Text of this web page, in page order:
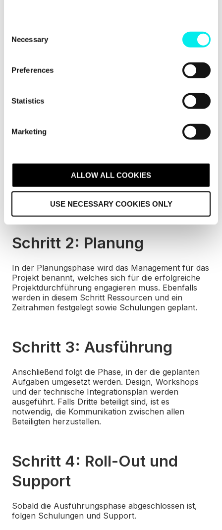
Necessary
Preferences
Statistics
Marketing
ALLOW ALL COOKIES
USE NECESSARY COOKIES ONLY
Schritt 1: Einleitung
In einem ersten Schritt sollte das gewünschte
Ergebnis des Projekts definiert werden. Die
Projektbegründung abgelehnt oder angenommen
Schritt 2: Planung
In der Planungsphase wird das Management für das
Projekt benannt, welches sich für die erfolgreiche
Projektdurchführung engagieren muss. Ebenfalls
werden in diesem Schritt Ressourcen und ein
Zeitrahmen festgelegt sowie Schulungen geplant.
Schritt 3: Ausführung
Anschließend folgt die Phase, in der die geplanten
Aufgaben umgesetzt werden. Design, Workshops
und der technische Integrationsplan werden
ausgeführt. Falls Dritte beteiligt sind, ist es
notwendig, die Kommunikation zwischen allen
Beteiligten herzustellen.
Schritt 4: Roll-Out und
Support
Sobald die Ausführungsphase abgeschlossen ist,
folgen Schulungen und Support.